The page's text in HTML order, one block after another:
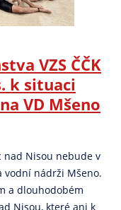
VZS ČČK
k situaci
VD Mšeno
nad Nisou nebude v
vodní nádrži Mšeno.
a dlouhodobém
Nisou, které ani k